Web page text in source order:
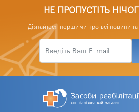
НЕ ПРОПУСТІТЬ
Дізнайтеся першими про всі новини та